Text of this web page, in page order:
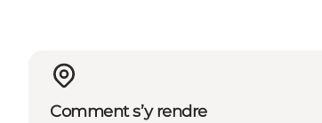
Comment s’y rendre